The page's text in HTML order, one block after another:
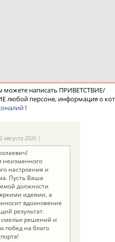
можете написать ПРИВЕТСТВИЕ/
персоне, информация о
!
августа 2026 |
настроения и
Пусть Ваша
должности
идеями, а
вдохновение
результат.
смелых решений и
побед на благо